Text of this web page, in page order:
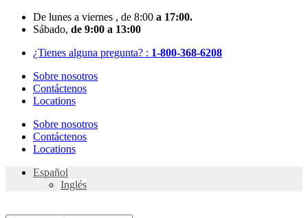
Skip
De lunes a viernes , de 8:00 a 17:00.
Sábado, de 9:00 a 13:00
¿Tienes alguna pregunta? : 1-800-368-6208
Sobre nosotros
Contáctenos
Locations
Sobre nosotros
Contáctenos
Locations
Español
Inglés